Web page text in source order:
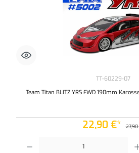
TT-60229-07
Team Titan BLITZ YRS FWD 190mm
22,90 €*
Produkt Anzahl: Gib den gewünschten Wert ein